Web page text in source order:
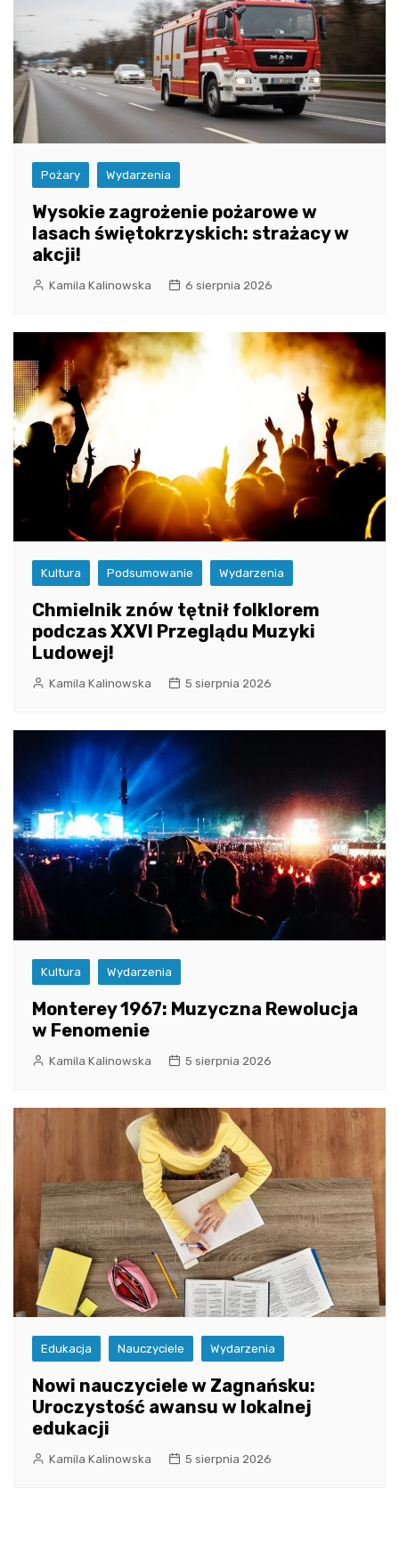
Pożary Wydarzenia
Wysokie zagrożenie pożarowe w
lasach świętokrzyskich: strażacy w
akcji!
Kamila Kalinowska 6 sierpnia 2026
Kultura Podsumowanie Wydarzenia
Chmielnik znów tętnił folklorem
podczas XXVI Przeglądu Muzyki
Ludowej!
Kamila Kalinowska 5 sierpnia 2026
Kultura Wydarzenia
Monterey 1967: Muzyczna Rewolucja
w Fenomenie
Kamila Kalinowska 5 sierpnia 2026
Edukacja Nauczyciele Wydarzenia
Nowi nauczyciele w Zagnańsku:
Uroczystość awansu w lokalnej
edukacji
Kamila Kalinowska 5 sierpnia 2026